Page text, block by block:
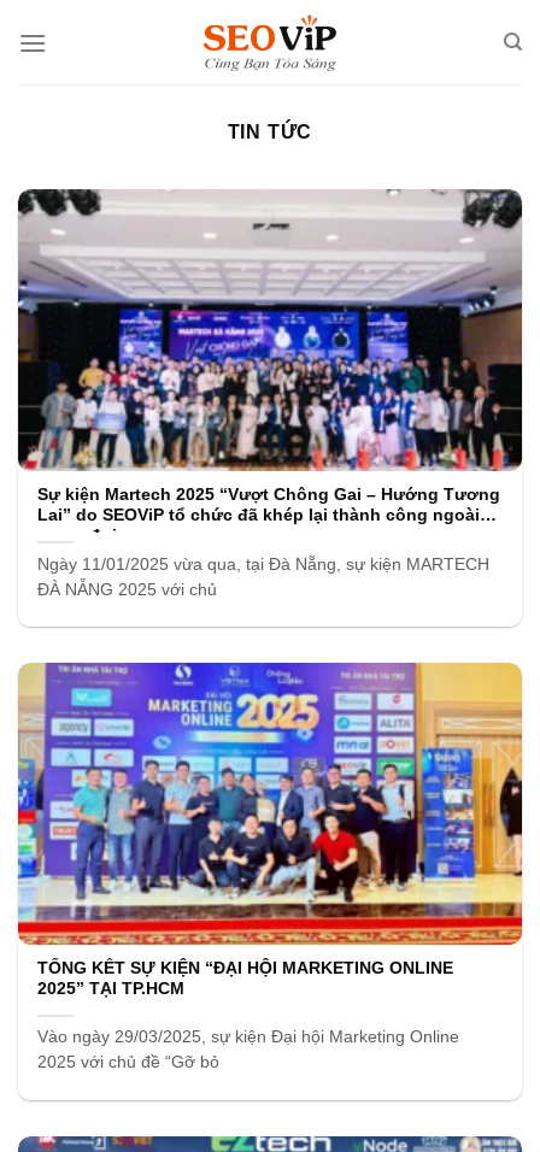
TIN TỨC
Sự kiện Martech 2025 “Vượt Chông Gai – Hướng Tương
Lai” do SEOViP tổ chức đã khép lại thành công ngoài
mong đợi
Ngày 11/01/2025 vừa qua, tại Đà Nẵng, sự kiện MARTECH
ĐÀ NẴNG 2025 với chủ
TỔNG KẾT SỰ KIỆN “ĐẠI HỘI MARKETING ONLINE
2025” TẠI TP.HCM
Vào ngày 29/03/2025, sự kiện Đại hội Marketing Online
2025 với chủ đề “Gỡ bỏ